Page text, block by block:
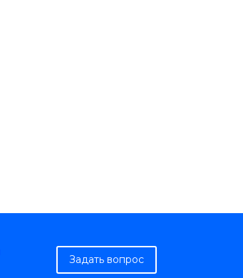
Задать вопрос